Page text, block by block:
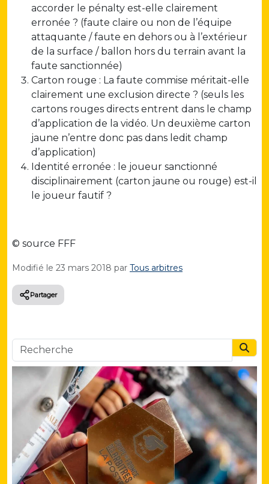
accorder le pénalty est-elle clairement
erronée ? (faute claire ou non de l’équipe
attaquante / faute en dehors ou à l’extérieur
de la surface / ballon hors du terrain avant la
faute sanctionnée)
Carton rouge : La faute commise méritait-elle
clairement une exclusion directe ? (seuls les
cartons rouges directs entrent dans le champ
d’application de la vidéo. Un deuxième carton
jaune n’entre donc pas dans ledit champ
d’application)
Identité erronée : le joueur sanctionné
disciplinairement (carton jaune ou rouge) est-il
le joueur fautif ?
© source FFF
Modifié le 23 mars 2018 par Tous arbitres
Partager